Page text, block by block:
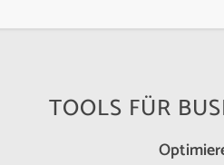
TOOLS FÜR